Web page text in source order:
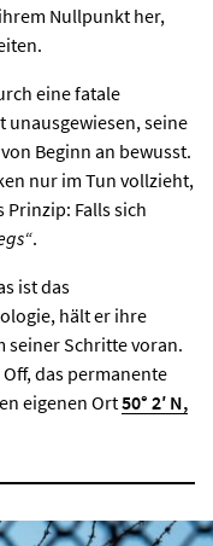
Nullpunkt her,
eine fatale
seine
Beginn an bewusst.
nur im Tun vollzieht,
Falls sich
.
ist das
hält er ihre
seiner Schritte voran.
das permanente
eigenen Ort50° 2′ N,